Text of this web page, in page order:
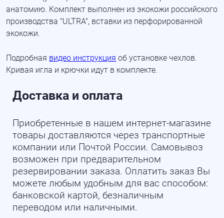
анатомию. Комплект выполнен из экокожи российского
производства "ULTRA", вставки из перфорированной
экокожи.
Подробная видео инструкция об установке чехлов.
Кривая игла и крючки идут в комплекте.
Доставка и оплата
Приобретенные в нашем интернет-магазине
товары доставляются через транспортные
компании или Почтой России. Самовывоз
возможен при предварительном
резервировании заказа. Оплатить заказ Вы
можете любым удобным для вас способом:
банковской картой, безналичным
переводом или наличными.